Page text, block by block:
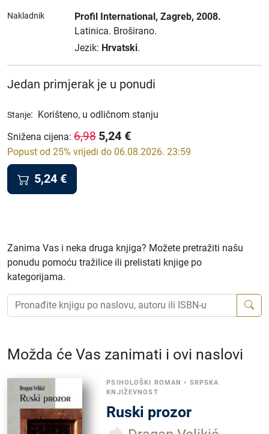
Nakladnik Profil International, Zagreb, 2008.
Latinica. Broširano.
Jezik: Hrvatski.
Jedan primjerak je u ponudi
Stanje: Korišteno, u odličnom stanju
Snižena cijena: 6,98 5,24 €
Popust od 25% vrijedi do 06.08.2026. 23:59
5,24 €
Zanima Vas i neka druga knjiga? Možete pretražiti našu
ponudu pomoću tražilice ili prelistati knjige po
kategorijama.
Možda će Vas zanimati i ovi naslovi
PSIHOLOŠKI ROMAN • SRPSKA
KNJIŽEVNOST
Ruski prozor